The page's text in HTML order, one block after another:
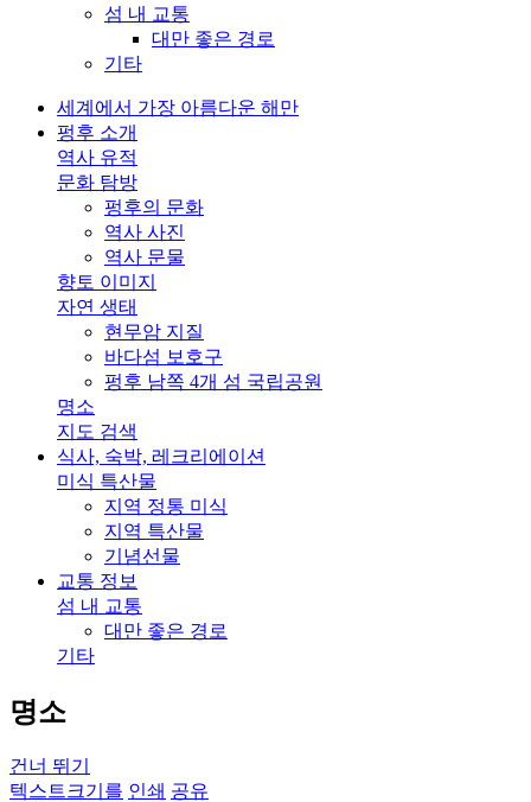
섬 내 교통
대만 좋은 경로
기타
세계에서 가장 아름다운 해만
펑후 소개
역사 유적
문화 탐방
펑후의 문화
역사 사진
역사 문물
향토 이미지
자연 생태
현무암 지질
바다섬 보호구
펑후 남쪽 4개 섬 국립공원
명소
지도 검색
식사, 숙박, 레크리에이션
미식 특산물
지역 정통 미식
지역 특산물
기념선물
교통 정보
섬 내 교통
대만 좋은 경로
기타
명소
건너 뛰기
텍스트크기를 인쇄 공유